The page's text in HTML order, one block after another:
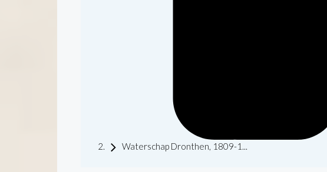
Waterschap Dronthen, 1809-1...